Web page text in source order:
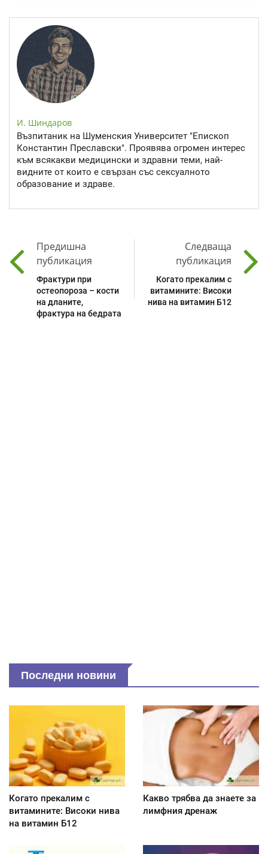
И. Шиндаров
Възпитаник на Шуменския Университет "Епископ
Константин Преславски". Проявява огромен интерес
към всякакви медицински и здравни теми, най-
видните от които е свързан със сексуалното
образование и здраве.
Предишна
публикация
Фрактури при
остеопороза – кости
на дланите,
фрактура на бедрата
Следваща
публикация
Когато прекалим с
витамините: Високи
нива на витамин Б12
Последни новини
Когато прекалим с
витамините: Високи нива
на витамин Б12
Какво трябва да знаете за
лимфния дренаж